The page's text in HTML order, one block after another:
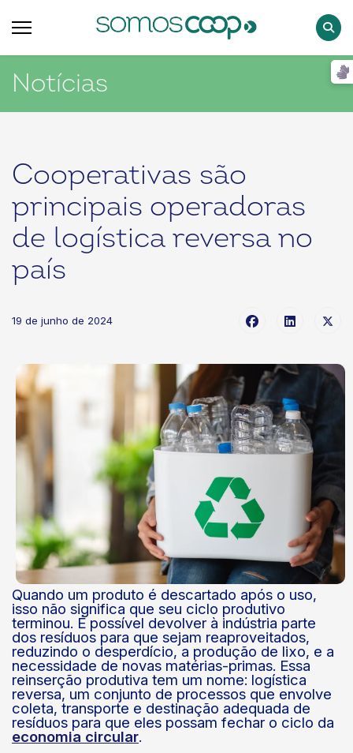
Notícias
Cooperativas são
principais operadoras
de logística reversa no
país
19 de junho de 2024
Quando um produto é descartado após o uso,
isso não significa que seu ciclo produtivo
terminou. É possível devolver à indústria parte
dos resíduos para que sejam reaproveitados,
reduzindo o desperdício, a produção de lixo, e a
necessidade de novas matérias-primas. Essa
reinserção produtiva tem um nome: logística
reversa, um conjunto de processos que envolve
coleta, transporte e destinação adequada de
resíduos para que eles possam fechar o ciclo da
economia circular.